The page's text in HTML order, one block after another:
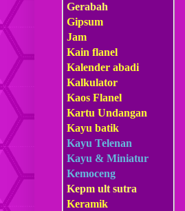
Gerabah
Gipsum
Jam
Kain flanel
Kalender abadi
Kalkulator
Kaos Flanel
Kartu Undangan
Kayu batik
Kayu Telenan
Kayu & Miniatur
Kemoceng
Kepm ult sutra
Keramik